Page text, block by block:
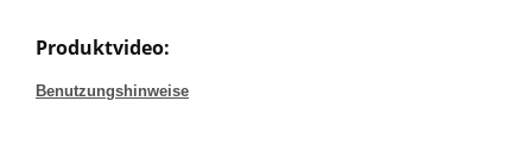
Produktvideo:
Benutzungshinweise